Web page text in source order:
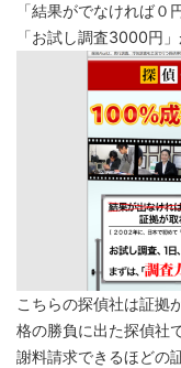
「結果がでなければ
「お試し調査3000円
こちらの探偵社は証拠
格の勝負に出た探偵社
謝料請求できるほどの